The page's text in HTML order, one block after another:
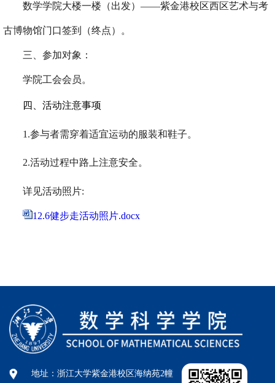
数学学院大楼一楼（出发）——紫金港校区西区艺术与考
古博物馆门口签到（终点）。
三、参加对象：
学院工会会员。
四、活动注意事项
1.参与者需穿着适宜运动的服装和鞋子。
2.活动过程中路上注意安全。
详见活动照片:
12.6健步走活动照片.docx
地址：浙江大学紫金港校区海纳苑2幢